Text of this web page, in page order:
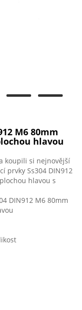
M6 80mm
hlavou
koupili si nejnovější
prvky Ss304 DIN912
hlavou s
DIN912 M6 80mm